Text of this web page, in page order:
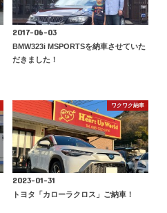
2017-06-03
BMW323i MSPORTSを納車させていた
だきました！
ワクワク納車
2023-01-31
トヨタ「カローラクロス」ご納車！